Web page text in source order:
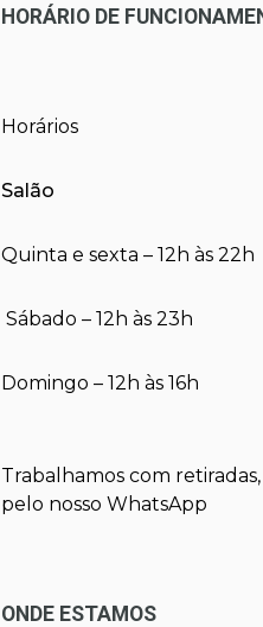
HORÁRIO DE
Horários
Salão
Quinta e sexta – 12h às 22h
Sábado – 12h às 23h
Domingo – 12h às 16h
Trabalhamos com
pelo nosso WhatsApp
ONDE ESTAMOS